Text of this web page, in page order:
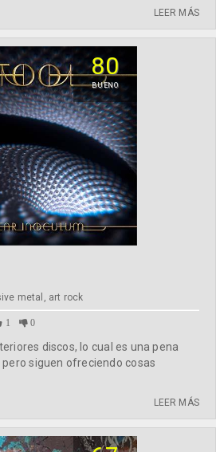
LEER MÁS
80
BUENO
metal, art rock
1 0
discos, lo cual es una pena
siguen ofreciendo cosas
LEER MÁS